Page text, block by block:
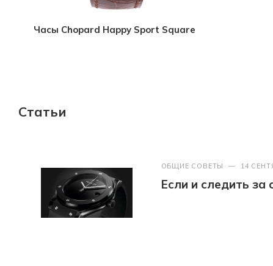
Часы Chopard Happy Sport Square
Статьи
ОБЩИЕ СОВЕТЫ — 14
Если и следить